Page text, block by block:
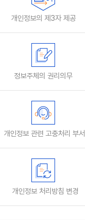
개인정보의 제3자 제공
정보주체의 권리의무
개인정보 관련 고충처리 부서
개인정보 처리방침 변경